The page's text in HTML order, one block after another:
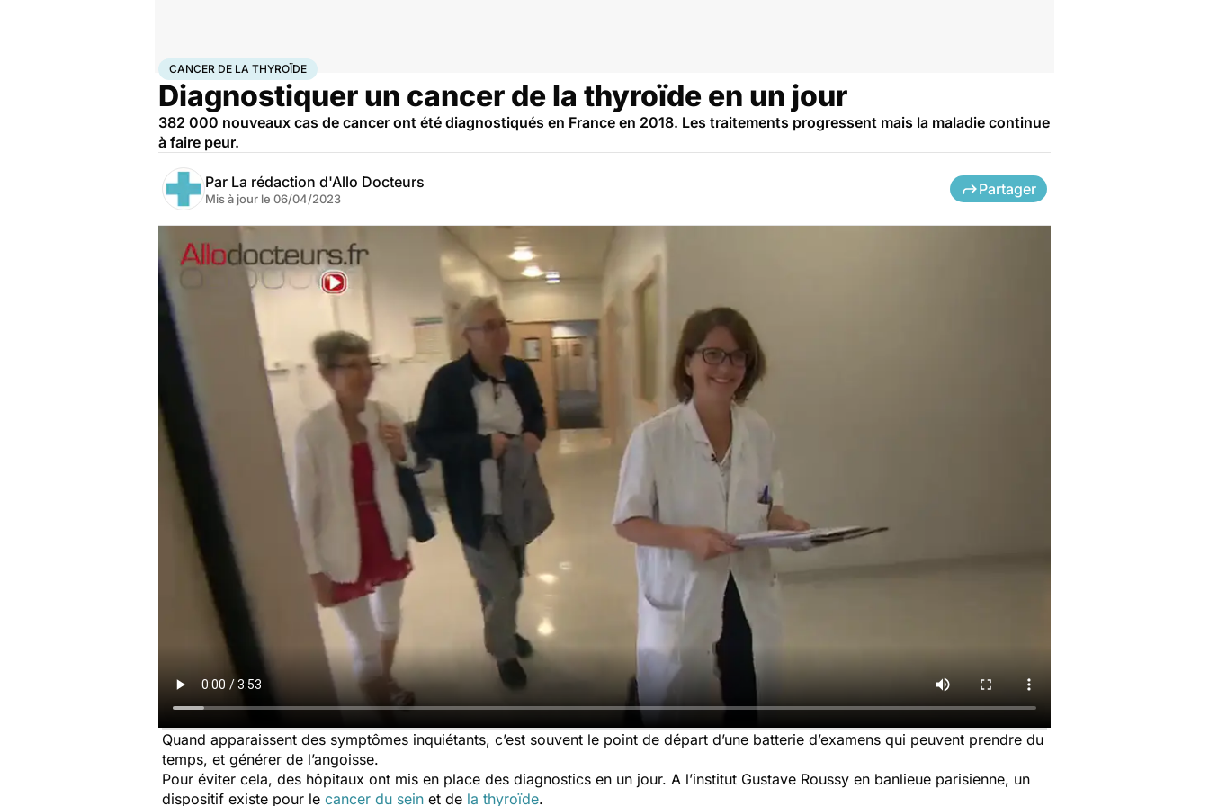
AccueilSantéMaladiesCancer Cancer de la thyroïde
CANCER DE LA THYROÏDE
Diagnostiquer un cancer de la thyroïde en un jour
382 000 nouveaux cas de cancer ont été diagnostiqués en France en 2018. Les traitements progressent mais la maladie continue
à faire peur.
Par La rédaction d'Allo Docteurs
Mis à jour le 06/04/2023
Partager
Quand apparaissent des symptômes inquiétants, c’est souvent le point de départ d’une batterie d’examens qui peuvent prendre du
temps, et générer de l’angoisse.
Pour éviter cela, des hôpitaux ont mis en place des diagnostics en un jour. A l’institut Gustave Roussy en banlieue parisienne, un
dispositif existe pour le cancer du sein et de la thyroïde.